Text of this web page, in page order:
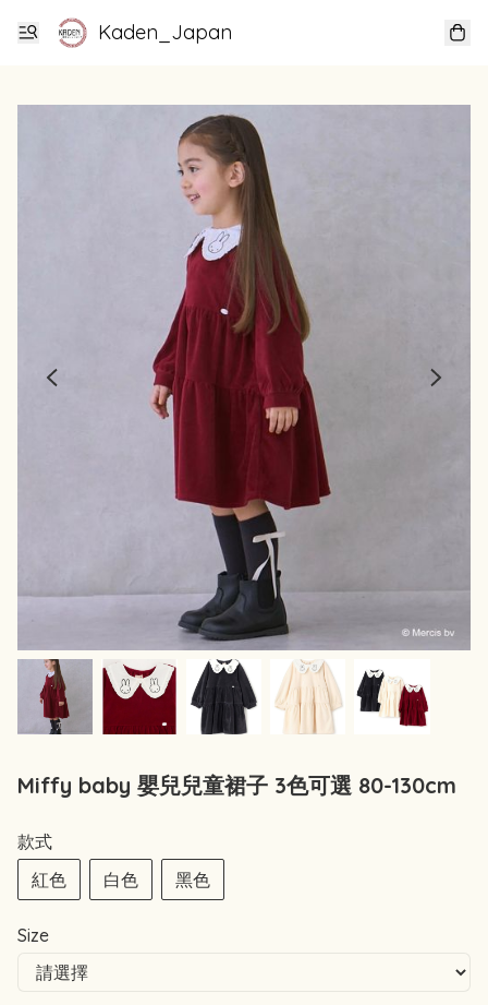
Kaden_Japan
Miffy baby 嬰兒兒童裙子 3色可選 80-130cm
款式
紅色
白色 黑色
Size